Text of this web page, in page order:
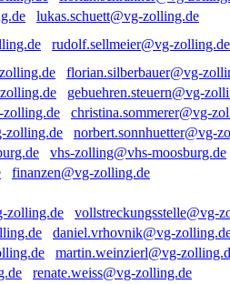
lukas.schuett@vg-zolling.de
rudolf.sellmeier@vg-zolling.de
florian.silberbauer@vg-
gebuehren.steuern@vg-
christina.sommerer@vg-
norbert.sonnhuetter@vg-
vhs-zolling@vhs-moosburg.de
finanzen@vg-zolling.de
vollstreckungsstelle@vg-
daniel.vrhovnik@vg-
martin.weinzierl@vg-
renate.weiss@vg-zolling.de